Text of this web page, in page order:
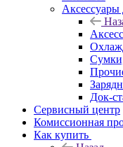
Аксессуары
Док-
Сервисный центр
Комиссионная
Как купить